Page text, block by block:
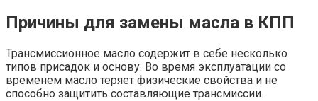
Причины для замены масла в КПП
Трансмиссионное масло содержит в себе несколько
типов присадок и основу. Во время эксплуатации со
временем масло теряет физические свойства и не
способно защитить составляющие трансмиссии.